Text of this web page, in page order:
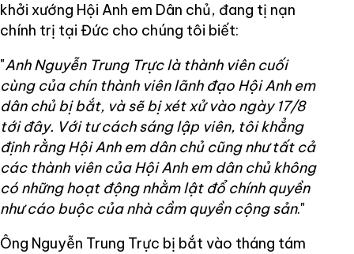
khởi xướng Hội Anh em Dân chủ, đang tị nạn
chính trị tại Đức cho chúng tôi biết:
"Anh Nguyễn Trung Trực là thành viên cuối
cùng của chín thành viên lãnh đạo Hội Anh em
dân chủ bị bắt, và sẽ bị xét xử vào ngày 17/8
tới đây. Với tư cách sáng lập viên, tôi khẳng
định rằng Hội Anh em dân chủ cũng như tất cả
các thành viên của Hội Anh em dân chủ không
có những hoạt động nhằm lật đổ chính quyền
như cáo buộc của nhà cầm quyền cộng sản."
Ông Nguyễn Trung Trực bị bắt vào tháng tám